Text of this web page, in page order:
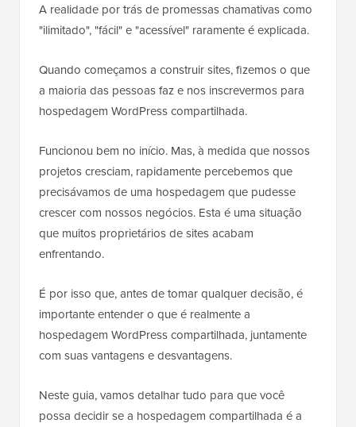
A realidade por trás de promessas chamativas como
"ilimitado", "fácil" e "acessível" raramente é explicada.
Quando começamos a construir sites, fizemos o que
a maioria das pessoas faz e nos inscrevermos para
hospedagem WordPress compartilhada.
Funcionou bem no início. Mas, à medida que nossos
projetos cresciam, rapidamente percebemos que
precisávamos de uma hospedagem que pudesse
crescer com nossos negócios. Esta é uma situação
que muitos proprietários de sites acabam
enfrentando.
É por isso que, antes de tomar qualquer decisão, é
importante entender o que é realmente a
hospedagem WordPress compartilhada, juntamente
com suas vantagens e desvantagens.
Neste guia, vamos detalhar tudo para que você
possa decidir se a hospedagem compartilhada é a